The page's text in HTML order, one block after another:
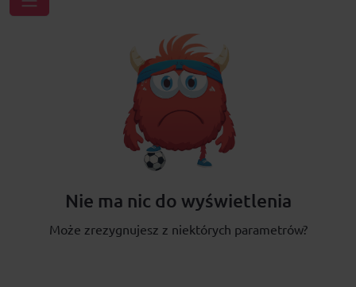
Nie ma nic do wyświetlenia
Może zrezygnujesz z niektórych parametrów?